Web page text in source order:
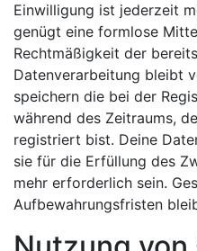
Einwilligung ist jederzeit
genügt eine formlose
Rechtmäßigkeit der
Datenverarbeitung bleibt
speichern die bei der
während des Zeitraums,
registriert bist. Deine
sie für die Erfüllung des
mehr erforderlich sein.
Aufbewahrungsfristen